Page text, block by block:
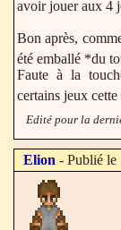
avoir jouer aux 4
Bon après,
été emballé *du
Faute à la
certains jeux cette
Edité pour la
Elion - Publié le